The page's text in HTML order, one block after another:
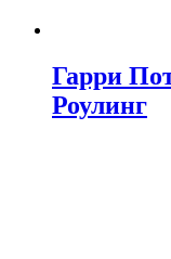
Гарри
Роулинг